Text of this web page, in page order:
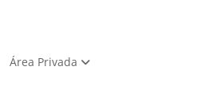
Área Privada